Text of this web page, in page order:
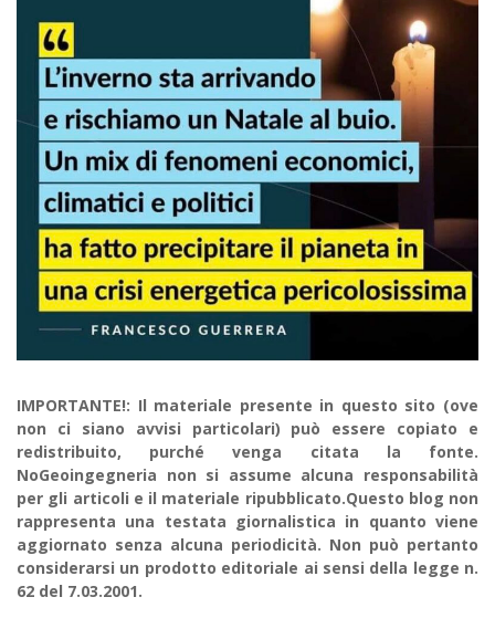
IMPORTANTE!: Il materiale presente in questo sito (ove
non ci siano avvisi particolari) può essere copiato e
redistribuito, purché venga citata la fonte.
NoGeoingegneria non si assume alcuna responsabilità
per gli articoli e il materiale ripubblicato.Questo blog non
rappresenta una testata giornalistica in quanto viene
aggiornato senza alcuna periodicità. Non può pertanto
considerarsi un prodotto editoriale ai sensi della legge n.
62 del 7.03.2001.